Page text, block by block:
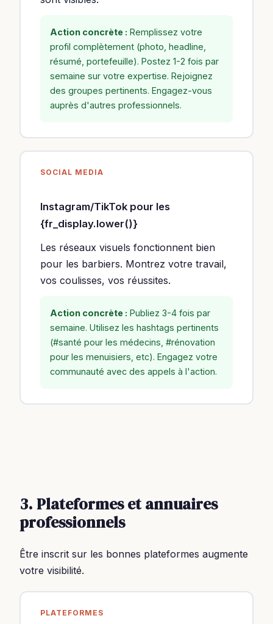
Action concrète : Remplissez votre
profil complètement (photo, headline,
résumé, portefeuille). Postez 1-2 fois par
semaine sur votre expertise. Rejoignez
des groupes pertinents. Engagez-vous
auprès d'autres professionnels.
SOCIAL MEDIA
Instagram/TikTok pour les
{fr_display.lower()}
Les réseaux visuels fonctionnent bien
pour les barbiers. Montrez votre travail,
vos coulisses, vos réussites.
Action concrète : Publiez 3-4 fois par
semaine. Utilisez les hashtags pertinents
(#santé pour les médecins, #rénovation
pour les menuisiers, etc). Engagez votre
communauté avec des appels à l'action.
3. Plateformes et annuaires
professionnels
Être inscrit sur les bonnes plateformes augmente
votre visibilité.
PLATEFORMES